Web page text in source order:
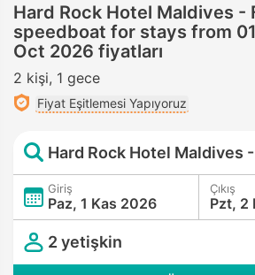
Hard Rock Hotel Maldives -
speedboat for stays from
Oct 2026 fiyatları
2 kişi 1 gece
Fiyat Eşitlemesi Yapıyoruz
Giriş
Paz, 1 Kas 2026
Çıkış
Pzt, 2
2 yetişkin